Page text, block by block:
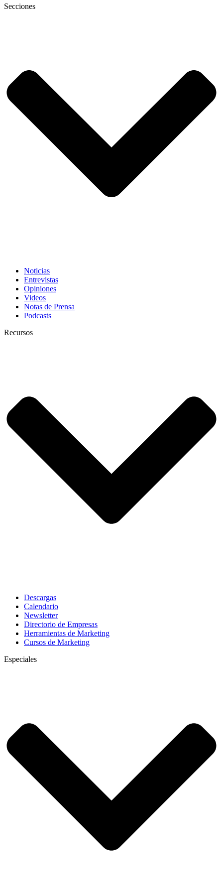
Secciones
Noticias
Entrevistas
Opiniones
Videos
Notas de Prensa
Podcasts
Recursos
Descargas
Calendario
Newsletter
Directorio de Empresas
Herramientas de Marketing
Cursos de Marketing
Especiales